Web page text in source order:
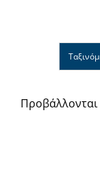
Επικοινωνία